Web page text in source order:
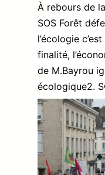
À rebours de
SOS Forêt
l’écologie
finalité,
de M.Bayrou
écologique2.